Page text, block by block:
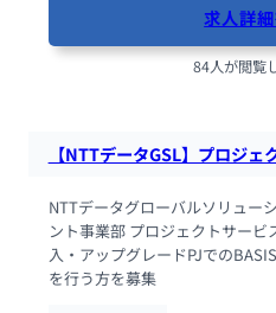
求人詳
84人が閲覧
【NTTデータGSL】プロジェ
NTTデータグローバルソリュー
ント事業部 プロジェクトサービ
入・アップグレードPJでの
を行う方を募集